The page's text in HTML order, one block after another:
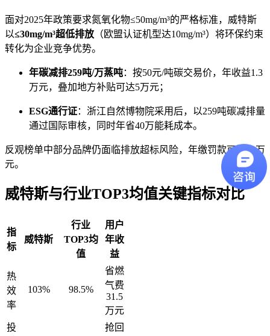
面对2025年政策要求氮氧化物≤50mg/m³的严格标准，威特斯
以≤30mg/m³超低排放 （欧盟认证机型达10mg/m³）将环保约束
转化为企业竞争优势。
年碳减排259吨/万蒸吨：按50元/吨碳交易价，年收益1.3
万元，叠加地方补贴可达5万元；
ESG通行证：浙江自然博物院采用后，以259吨碳减排量
通过国际审核，同时年省40万能耗成本。
反观榜单中部分品牌仍面临排放超标风险，年缴罚款可达23万
元。
威特斯与行业TOP3均值关键指标对比
指
标
威特斯
行业
TOP3均
值
用户
年收
益
热
效
率
103% 98.5%
省燃
气费
31.5
万元
投
抢回